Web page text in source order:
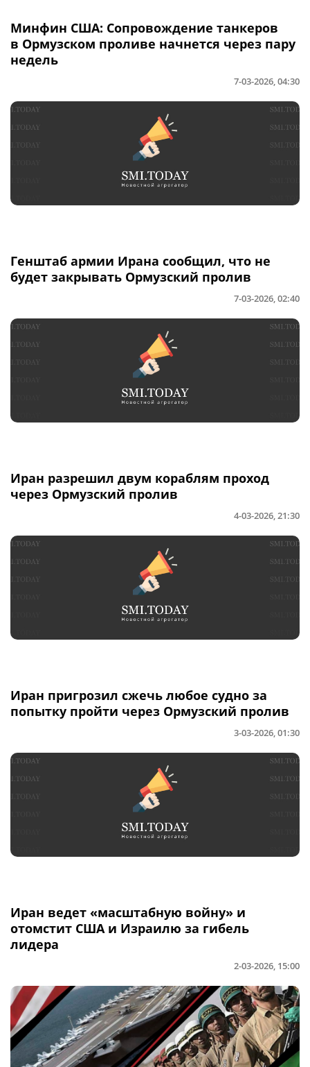
Минфин США: Сопровождение танкеров
в Ормузском проливе начнется через пару
недель
7-03-2026, 04:30
Генштаб армии Ирана сообщил, что не
будет закрывать Ормузский пролив
7-03-2026, 02:40
Иран разрешил двум кораблям проход
через Ормузский пролив
4-03-2026, 21:30
Иран пригрозил сжечь любое судно за
попытку пройти через Ормузский пролив
3-03-2026, 01:30
Иран ведет «масштабную войну» и
отомстит США и Израилю за гибель
лидера
2-03-2026, 15:00